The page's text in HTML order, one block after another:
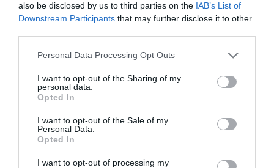
also be disclosed by us to third parties on the IAB’s List of
Downstream Participants that may further disclose it to other
Please note that this website/app uses one or more Google
not limited to your visit or usage behaviour. You may click to
grant or deny consent to Google and its third-party tags to
use your data for below specified purposes in below Google
consent section.
Personal Data Processing Opt Outs
I want to opt-out of the Sharing of my
personal data.
Opted In
I want to opt-out of the Sale of my
Personal Data.
Opted In
I want to opt-out of processing my
μικρομεσαίες επιχειρήσεις.
Το αυξημένο κόστος λειτουργίας, η
φορολογική επιβάρυνση, η γραφειοκρατία, η
και η έλλειψη εξειδικευμένου προσωπικού
βιωσιμότητα και την ανάπτυξη της
μικρομεσαίας επιχειρηματικότητας.